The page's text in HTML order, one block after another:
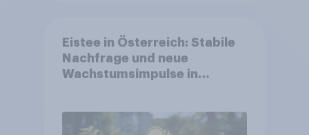
Eistee in Österreich: Stabile
Nachfrage und neue
Wachstumsimpulse in